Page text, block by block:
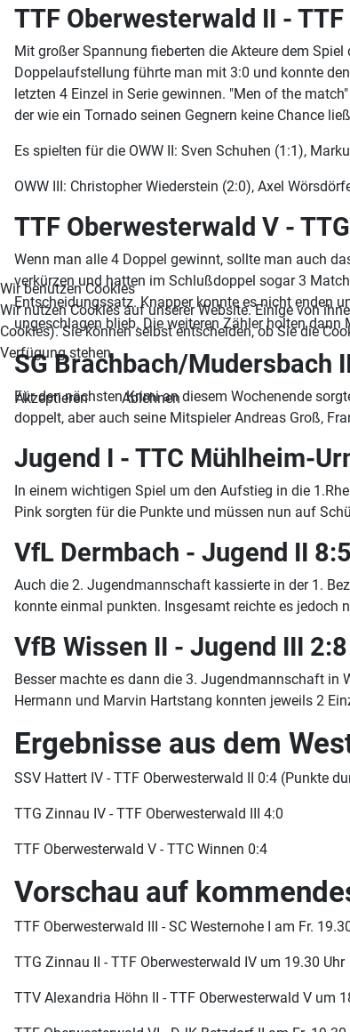
TTF Oberwesterwald II -
Mit großer Spannung fieberten die Akteure dem
Doppelaufstellung führte man mit 3:0 und konnte
letzten 4 Einzel in Serie gewinnen. "Men of the
der wie ein Tornado seinen Gegnern keine Chance
Es spielten für die OWW II: Sven Schuhen (1:1),
OWW III: Christopher Wiederstein (2:0), Axel
TTF Oberwesterwald V -
Wenn man alle 4 Doppel gewinnt, sollte man auch
verkürzen und hatten im Schlußdoppel sogar 3
Entscheidungssatz. Knapper konnte es nicht enden
ungeschlagen blieb. Die weiteren Zähler holten
SG Brachbach/Mudersbach
Für den nächsten Krimi an diesem Wochenende
doppelt, aber auch seine Mitspieler Andreas Groß,
Jugend I - TTC Mühlheim-
In einem wichtigen Spiel um den Aufstieg in die
Pink sorgten für die Punkte und müssen nun auf
VfL Dermbach - Jugend II 8:5
Auch die 2. Jugendmannschaft kassierte in der 1.
konnte einmal punkten. Insgesamt reichte es jedoch
VfB Wissen II - Jugend III 2:8
Besser machte es dann die 3. Jugendmannschaft in
Hermann und Marvin Hartstang konnten jeweils 2
Ergebnisse aus dem
SSV Hattert IV - TTF Oberwesterwald II 0:4 (Punkte
TTG Zinnau IV - TTF Oberwesterwald III 4:0
TTF Oberwesterwald V - TTC Winnen 0:4
Vorschau auf
TTF Oberwesterwald III - SC Westernohe I am Fr.
TTG Zinnau II - TTF Oberwesterwald IV um 19.30 Uhr
TTV Alexandria Höhn II - TTF Oberwesterwald V um
Wir benutzen Cookies
Wir nutzen Cookies auf unserer Website. Einige von
Cookies). Sie können selbst entscheiden, ob Sie die
Verfügung stehen.
Akzeptieren Ablehnen